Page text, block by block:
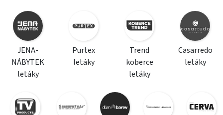
JENA-
NÁBYTEK
letáky
Purtex
letáky
Trend
koberce
letáky
Casarredo
letáky